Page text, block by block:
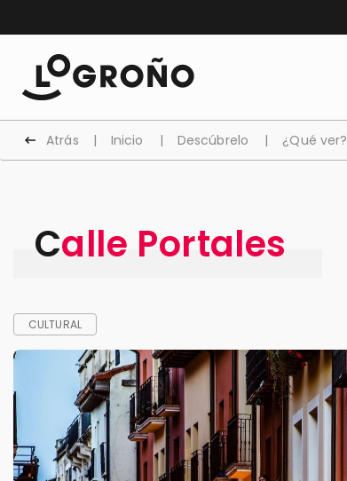
Atrás Inicio Descúbrelo ¿Qué ver?
Calle Portales
CULTURAL